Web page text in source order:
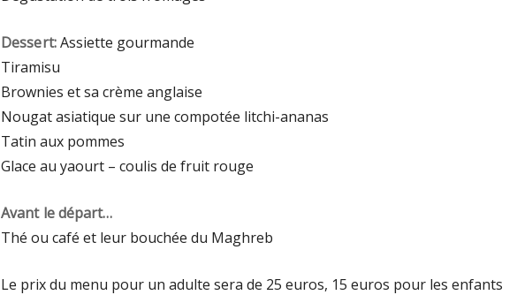
Dessert:Assiette gourmande
Tiramisu
Brownies et sa crème anglaise
Nougat asiatique sur une compotée litchi-ananas
Tatin aux pommes
Glace au yaourt – coulis de fruit rouge
Avant le départ…
Thé ou café et leur bouchée du Maghreb
Le prix du menu pour un adulte sera de 25 euros, 15 euros pour les enfants